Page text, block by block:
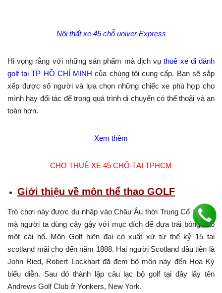
Nội thất xe 45 chỗ univer Express
Hi vọng rằng với những sản phẩm mà dịch vụ thuê xe đi đánh
golf tại TP HỒ CHÍ MINH của chúng tôi cung cấp. Bạn sẽ sắp
xếp được số người và lựa chọn những chiếc xe phù hợp cho
mình hay đối tác để trong quá trình di chuyển có thể thoải và an
toàn hơn.
Xem thêm
CHO THUÊ XE 45 CHỖ TẠI TPHCM
Giới thiệu về môn thể thao GOLF
Trò chơi này được du nhập vào Châu Âu thời Trung Cổ là môn
mà người ta dùng cây gậy với mục đích để đưa trái bóng vào
một cái hố. Môn Golf hiện đại có xuất xứ từ thế kỷ 15 tại
scotland mãi cho đến năm 1888. Hai người Scotland đầu tiên là
John Ried, Robert Lockhart đă đem bộ môn này đến Hoa Kỳ
biểu diễn. Sau đó thành lập câu lạc bộ golf tại đây lấy tên
Andrews Golf Club ở Yonkers, New York.